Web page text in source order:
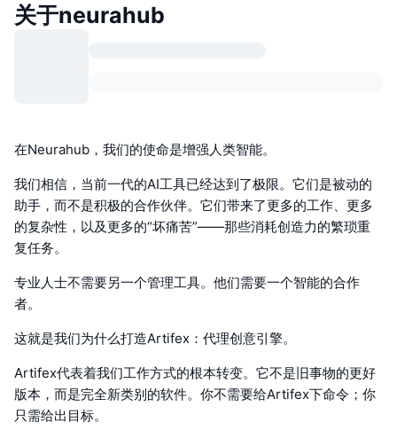
关于neurahub
在Neurahub，我们的使命是增强人类智能。
我们相信，当前一代的AI工具已经达到了极限。它们是被动的
助手，而不是积极的合作伙伴。它们带来了更多的工作、更多
的复杂性，以及更多的“坏痛苦”——那些消耗创造力的繁琐重
复任务。
专业人士不需要另一个管理工具。他们需要一个智能的合作
者。
这就是我们为什么打造Artifex：代理创意引擎。
Artifex代表着我们工作方式的根本转变。它不是旧事物的更好
版本，而是完全新类别的软件。你不需要给Artifex下命令；你
只需给出目标。